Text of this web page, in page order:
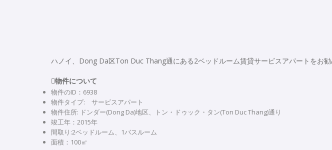
ハノイ、Dong Da区Ton Duc Thang通にある2ベッドルーム賃貸サービスアパートをお勧
物件について
物件のID：6938
物件タイプ: サービスアパート
物件住所: ドンダー(Dong Da)地区、トン・ドゥック・タン(Ton Duc Thang)通り
竣工年：2015年
間取り:2ベッドルーム、1バスルーム
面積：100㎡